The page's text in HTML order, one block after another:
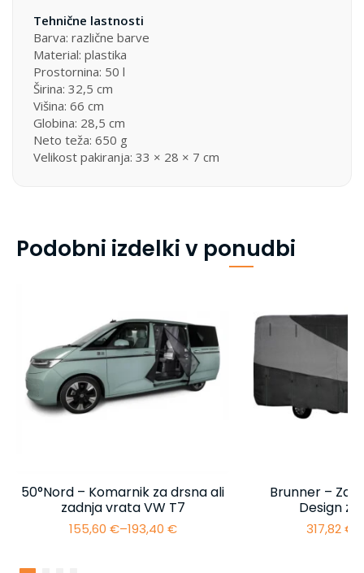
Tehnične lastnosti
Barva: različne barve
Material: plastika
Prostornina: 50 l
Širina: 32,5 cm
Višina: 66 cm
Globina: 28,5 cm
Neto teža: 650 g
Velikost pakiranja: 33 × 28 × 7 cm
Podobni izdelki v ponudbi
50°Nord – Komarnik za drsna ali
zadnja vrata VW T7
155,60 €–193,40 €
Cenovni
Brunner –
Design
317,82€